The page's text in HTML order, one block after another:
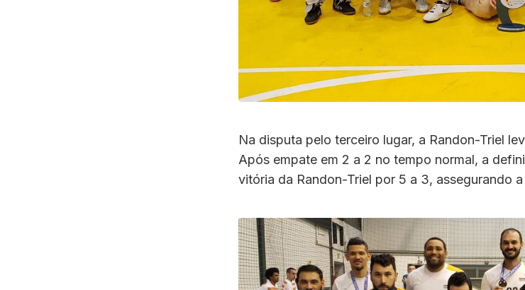
Na disputa pelo terceiro lugar, a Randon-Triel
Após empate em 2 a 2 no tempo normal, a
vitória da Randon-Triel por 5 a 3, assegurando